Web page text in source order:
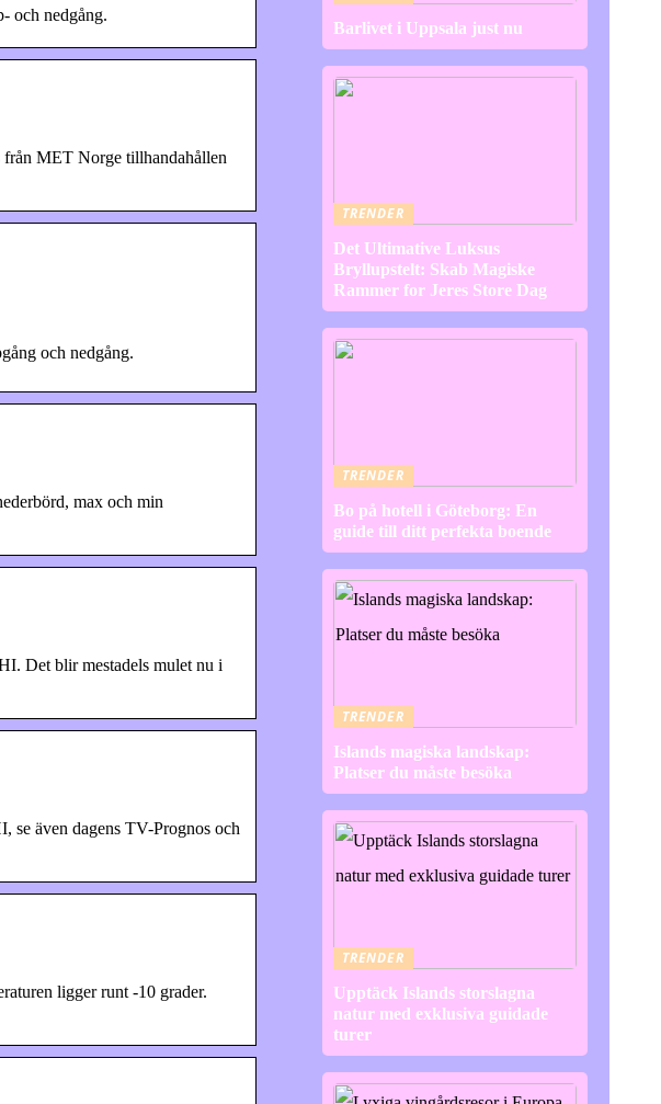
och nedgång.
MET Norge tillhandahållen
och nedgång.
max och min
Det blir mestadels mulet nu i
se även dagens TV-Prognos och
ligger runt -10 grader.
Barlivet i Uppsala just nu
TRENDER
Det Ultimative Luksus
Bryllupstelt: Skab Magiske
Rammer for Jeres Store Dag
TRENDER
Bo på hotell i Göteborg: En
guide till ditt perfekta boende
TRENDER
Islands magiska landskap:
Platser du måste besöka
TRENDER
Upptäck Islands storslagna
natur med exklusiva guidade
turer